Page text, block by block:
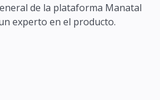
de la plataforma Manatal
experto en el producto.